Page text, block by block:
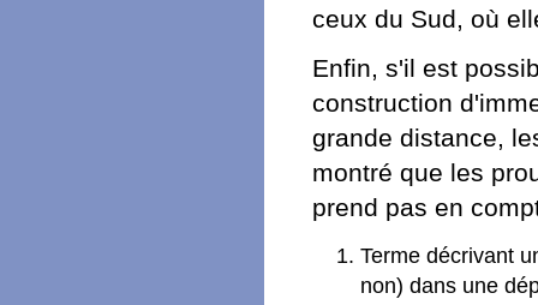
ceux du Sud, où
Enfin, s'il est
construction
grande distance,
montré que les
prend pas en
Terme décrivant
non) dans une